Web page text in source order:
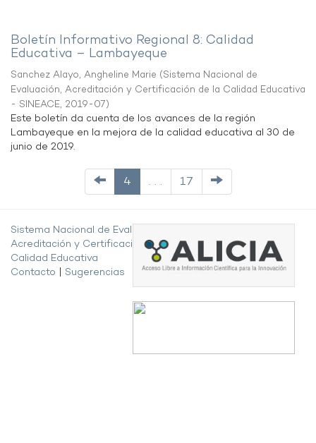
Boletín Informativo Regional 8: Calidad
Educativa – Lambayeque
Sanchez Alayo, Angheline Marie (Sistema Nacional de
Evaluación, Acreditación y Certificación de la Calidad Educativa
- SINEACE, 2019-07)
Este boletín da cuenta de los avances de la región
Lambayeque en la mejora de la calidad educativa al 30 de
junio de 2019.
4 . . . 17
Sistema Nacional de Evaluación,
Acreditación y Certificación de la
Calidad Educativa
Contacto
Sugerencias